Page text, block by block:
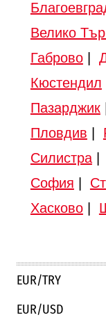
Велико
Габрово|
Кюстендил
Пазарджик
Пловдив
Силистра|
София
Хасково|
EUR/TRY
EUR/USD